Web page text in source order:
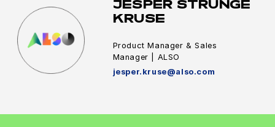
JESPER STRUNGE
KRUSE
Product Manager & Sales
Manager | ALSO
jesper.kruse@also.com